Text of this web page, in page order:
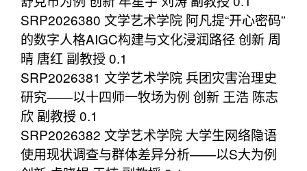
SRP2026380 文学艺术学院 阿凡提“开心密码”
的数字人格AIGC构建与文化浸润路径 创新 周
晴 唐红 副教授 0.1
SRP2026381 文学艺术学院 兵团灾害治理史
研究——以十四师一牧场为例 创新 王浩 陈志
欣 副教授 0.1
SRP2026382 文学艺术学院 大学生网络隐语
使用现状调查与群体差异分析——以S大为例